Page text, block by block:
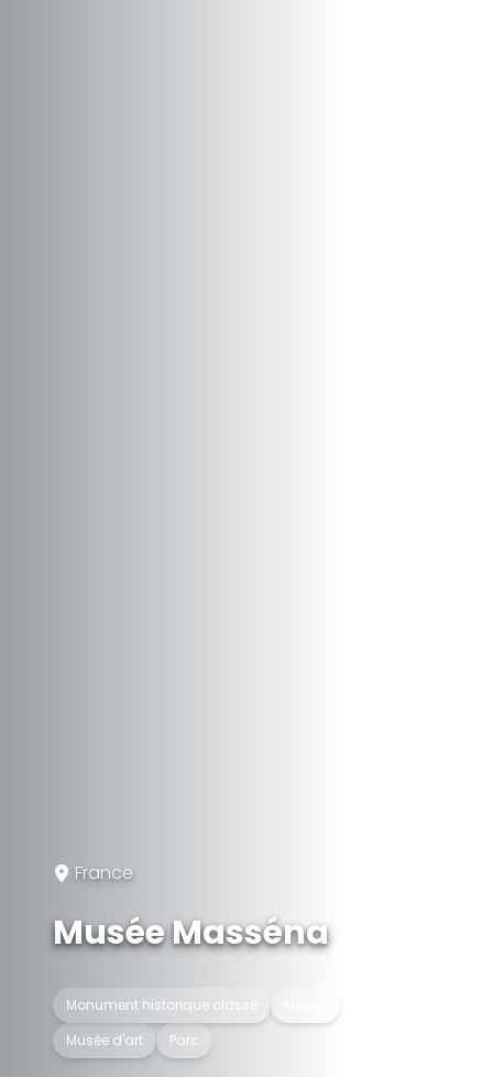
France
Musée Masséna
Monument historique classé
Musée d'art
Parc